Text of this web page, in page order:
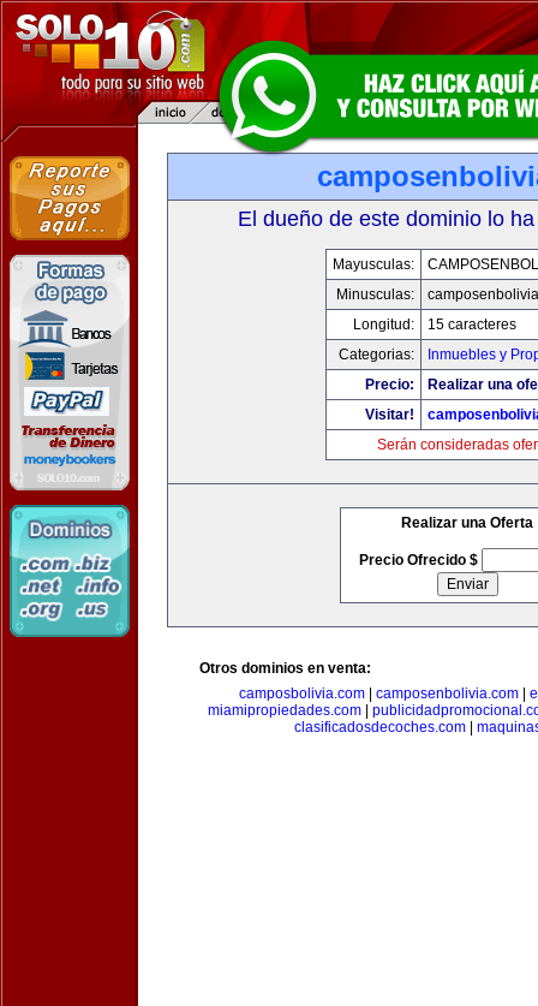
El dueño de este dominio lo
Mayusculas:
Minusculas:
Longitud:
15 caracteres
Categorias:
Inmuebles y
Precio:
Realizar una
Visitar!
Serán consideradas
Realizar una Oferta
Precio Ofrecido $
Otros dominios en venta:
camposbolivia.com| camposenbolivia.com|
miamipropiedades.com
clasificadosdecoches.com